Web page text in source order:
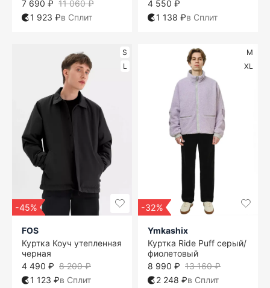
11 060 ₽
7 690 ₽
1 923 ₽в Сплит
4 550 ₽
1 138 ₽в Сплит
S
L
-45%
FOS
Куртка Коуч утепленная
черная
8 200 ₽
4 490 ₽
1 123 ₽в Сплит
M
XL
-32%
Ymkashix
Куртка Ride Puff серый/
фиолетовый
13 160 ₽
8 990 ₽
2 248 ₽в Сплит